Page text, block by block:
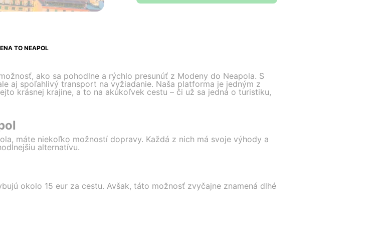
TO NEAPOL
ako sa pohodlne a rýchlo presunúť z Modeny do Neapola. S
aj spoľahlivý transport na vyžiadanie. Naša platforma je jedným z
krásnej krajine, a to na akúkoľvek cestu – či už sa jedná o turistiku,
máte niekoľko možností dopravy. Každá z nich má svoje výhody a
alternatívu.
okolo 15 eur za cestu. Avšak, táto možnosť zvyčajne znamená dlhé